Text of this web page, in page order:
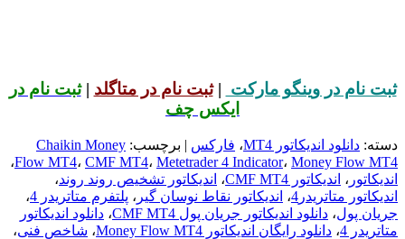
ثبت نام در وینگو مارکت |ثبت نام در متاگلد |ثبت نام در
ایکس چف
دسته: دانلود اندیکاتور MT4 ، فارکس | برچسب: Chaikin Money
Flow MT4، CMF MT4، Metetrader 4 Indicator، Money Flow MT4
،
اندیکاتور ، اندیکاتور CMF MT4 ، اندیکاتور تشخیص روند روند،
اندیکاتور متاتریدر4
، اندیکاتور نقاط نوسان گیر ، پلتفرم متاتریدر 4
،
جریان پول، دانلود اندیکاتور جریان پول CMF MT4 ، دانلود اندیکاتور
متاتریدر 4
، دانلود رایگان اندیکاتور Money Flow MT4 ، شاخص فنی،